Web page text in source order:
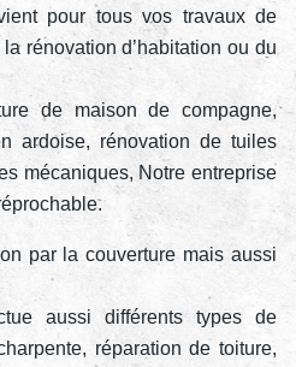
pour tous vos travaux de
rénovation d’habitation ou du
de maison de compagne,
ardoise, rénovation de tuiles
mécaniques, Notre entreprise
par la couverture mais aussi
aussi différents types de
réparation de toiture,